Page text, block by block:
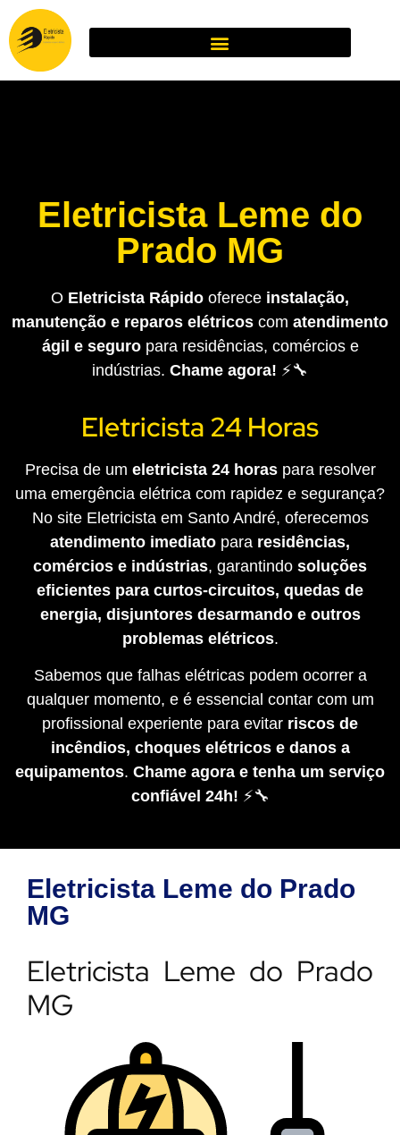
Eletricista Leme do
Prado MG
O Eletricista Rápido oferece instalação,
manutenção e reparos elétricos com atendimento
ágil e seguropara residências, comércios e
indústrias. Chame agora! ⚡🔧
Eletricista 24 Horas
Precisa de um eletricista 24 horaspara resolver
uma emergência elétrica com rapidez e segurança?
No site Eletricista em Santo André, oferecemos
atendimento imediato para residências,
comércios e indústrias, garantindo soluções
eficientes para curtos-circuitos, quedas de
energia, disjuntores desarmando e outros
problemas elétricos.
Sabemos que falhas elétricas podem ocorrer a
qualquer momento, e é essencial contar com um
profissional experiente para evitar riscos de
incêndios, choques elétricos e danos a
equipamentos. Chame agora e tenha um serviço
confiável 24h! ⚡🔧
Eletricista Leme do Prado
MG
Eletricista Leme do Prado
MG